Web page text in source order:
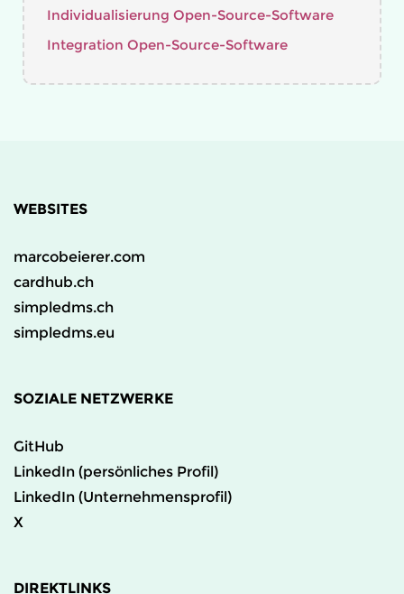
Individualisierung Open-Source-Software
Integration Open-Source-Software
WEBSITES
marcobeierer.com
cardhub.ch
simpledms.ch
simpledms.eu
SOZIALE NETZWERKE
GitHub
LinkedIn (persönliches Profil)
LinkedIn (Unternehmensprofil)
X
DIREKTLINKS